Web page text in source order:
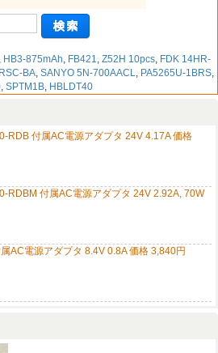
, HB3-875mAh, FB421, Z52H 10pcs, FDK 14HR-
RSC-BA, SANYO 5N-700AACL, PA5265U-1BRS,
, SPTM1B, HBLDT40
RDB 付属AC電源アダプタ 24V 4.17A 価格
RDBM 付属AC電源アダプタ 24V 2.92A, 70W
AC電源アダプタ 8.4V 0.8A 価格 3,840円